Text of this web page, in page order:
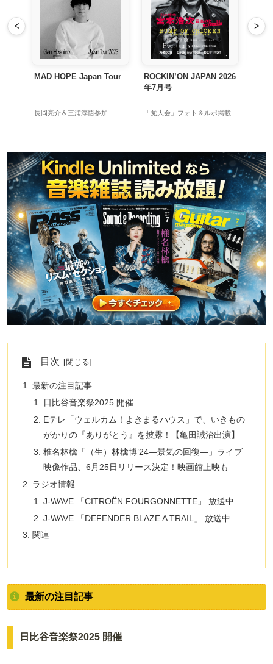
<
ROCKIN’ON JAPAN 2026
「党大会」フォト＆ルポ掲載
禁じ手 アナログ盤
初回生産限定アナログ盤
>
目次
最新の注目記事
日比谷音楽祭2025 開催
Eテレ「ウェルカム！よきまるハウス」で、いきもの
がかりの『ありがとう』を披露！【亀田誠治出演】
椎名林檎「（生）林檎博’24―景気の回復―」ライブ
映像作品、6月25日リリース決定！映画館上映も
ラジオ情報
J-WAVE 「CITROËN FOURGONNETTE」 放送中
J-WAVE 「DEFENDER BLAZE A TRAIL」 放送中
関連
最新の注目記事
日比谷音楽祭2025 開催